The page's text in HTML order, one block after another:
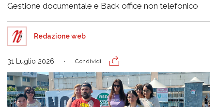
Gestione documentale e Back office non telefonico
Redazione web
31 Luglio 2026 Condividi